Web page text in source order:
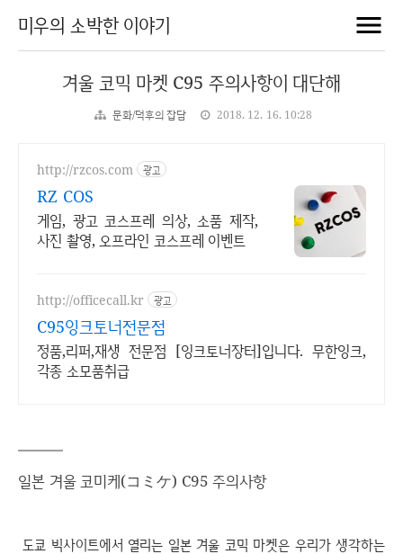
미우의 소박한 이야기
겨울 코믹 마켓 C95 주의사항이 대단해
문화/덕후의 잡담 2018. 12. 16. 10:28
http://rzcos.com 광고
RZ COS
게임, 광고 코스프레 의상, 소품 제작,
사진 촬영, 오프라인 코스프레 이벤트
http://officecall.kr 광고
C95잉크토너전문점
정품,리퍼,재생 전문점 [잉크토너장터]입니다. 무한잉크,
각종 소모품취급
일본 겨울 코미케(コミケ) C95 주의사항
도쿄 빅사이트에서 열리는 일본 겨울 코믹 마켓은 우리가 생각하는